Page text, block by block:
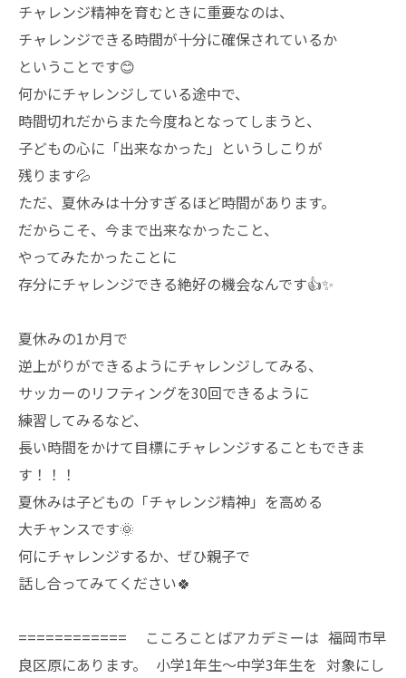
チャレンジ精神を育むときに重要なのは、
チャレンジできる時間が十分に確保されているか
ということです😊
何かにチャレンジしている途中で、
時間切れだからまた今度ねとなってしまうと、
子どもの心に「出来なかった」というしこりが
残ります💦
ただ、夏休みは十分すぎるほど時間があります。
だからこそ、今まで出来なかったこと、
やってみたかったことに
存分にチャレンジできる絶好の機会なんです👍✨
夏休みの1か月で
逆上がりができるようにチャレンジしてみる、
サッカーのリフティングを30回できるように
練習してみるなど、
長い時間をかけて目標にチャレンジすることもできま
す！！！
夏休みは子どもの「チャレンジ精神」を高める
大チャンスです🌞
何にチャレンジするか、ぜひ親子で
話し合ってみてください🍀
============ こころことばアカデミーは 福岡市早
良区原にあります。 小学1年生〜中学3年生を 対象にし